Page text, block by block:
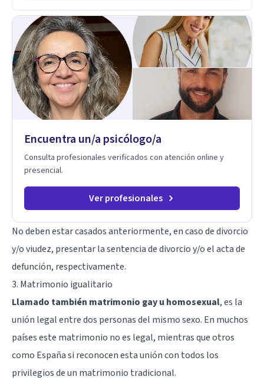
Encuentra un/a psicólogo/a
Consulta profesionales verificados con atención online y
presencial.
Ver profesionales
No deben estar casados anteriormente, en caso de divorcio
y/o viudez, presentar la sentencia de divorcio y/o el acta de
defunción, respectivamente.
3. Matrimonio igualitario
Llamado también matrimonio gay u homosexual, es la
unión legal entre dos personas del mismo sexo. En muchos
países este matrimonio no es legal, mientras que otros
como España si reconocen esta unión con todos los
privilegios de un matrimonio tradicional.